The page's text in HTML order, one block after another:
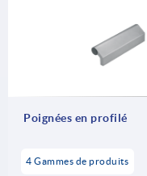
Poignées en profilé
4 Gammes de produits